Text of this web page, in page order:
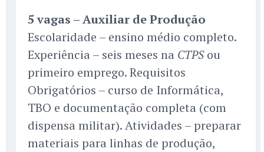
5 vagas – Auxiliar de Produção
Escolaridade – ensino médio completo.
Experiência – seis meses na CTPSou
primeiro emprego. Requisitos
Obrigatórios – curso de Informática,
TBO e documentação completa (com
dispensa militar). Atividades – preparar
materiais para linhas de produção,